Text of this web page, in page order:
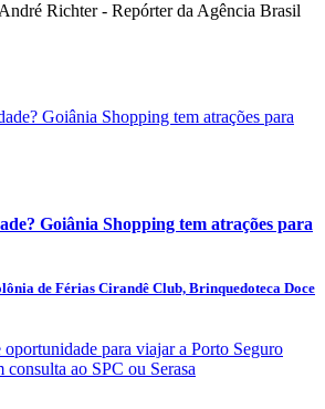
André Richter - Repórter da Agência Brasil
Goiânia Shopping tem atrações para
de Férias Cirandê Club, Brinquedoteca Doce